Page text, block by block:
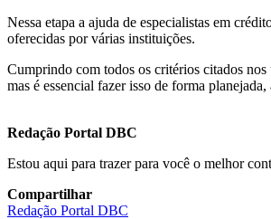
Nessa etapa a ajuda de especialistas em
oferecidas por várias instituições.
Cumprindo com todos os critérios citados
mas é essencial fazer isso de forma
Redação Portal DBC
Estou aqui para trazer para você o melhor
Compartilhar
Redação Portal DBC